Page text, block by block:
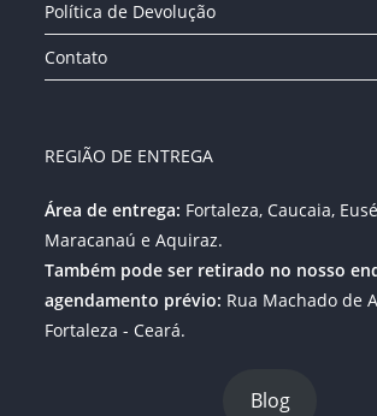
Política de Devolução
Contato
REGIÃO DE ENTREGA
Área de entrega: Fortaleza, Caucaia,
Maracanaú e Aquiraz.
Também pode ser retirado no nosso
agendamento prévio: Rua Machado de
Fortaleza - Ceará.
Blog